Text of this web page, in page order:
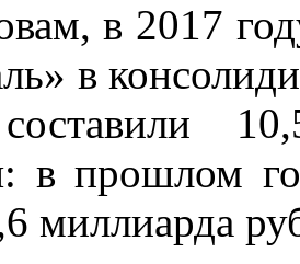
в 2017
в
в прошлом
миллиарда